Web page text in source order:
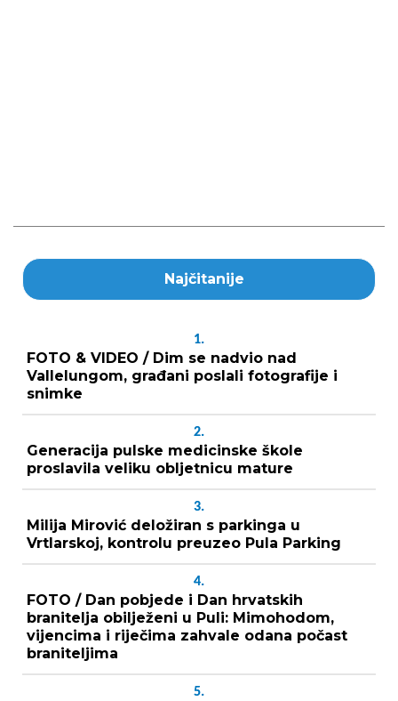
Najčitanije
1.
FOTO & VIDEO / Dim se nadvio nad
Vallelungom, građani poslali fotografije i
snimke
2.
Generacija pulske medicinske škole
proslavila veliku obljetnicu mature
3.
Milija Mirović deložiran s parkinga u
Vrtlarskoj, kontrolu preuzeo Pula Parking
4.
FOTO / Dan pobjede i Dan hrvatskih
branitelja obilježeni u Puli: Mimohodom,
vijencima i riječima zahvale odana počast
braniteljima
5.